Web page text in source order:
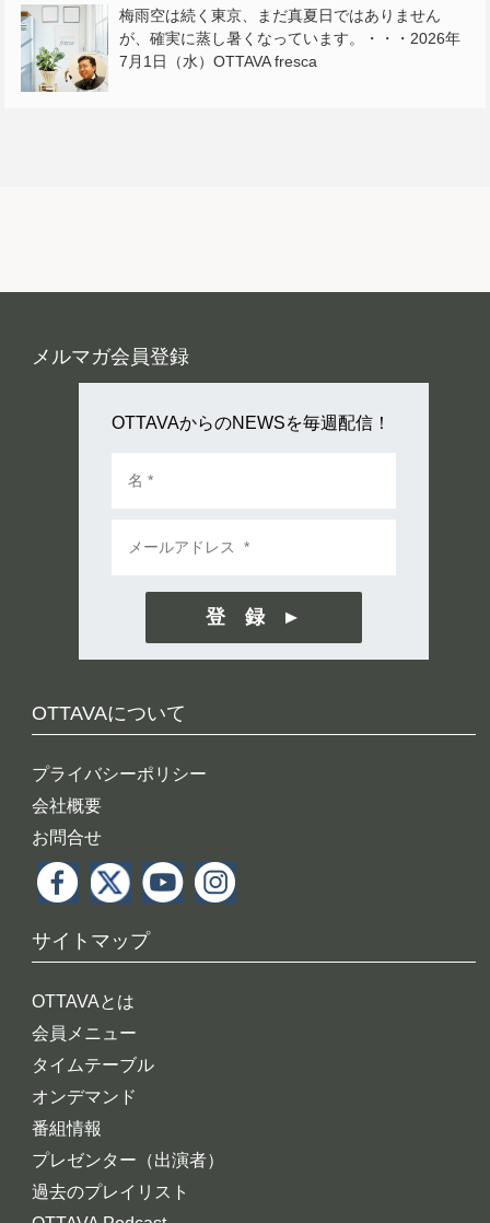
梅雨空は続く東京、まだ真夏日ではありません
が、確実に蒸し暑くなっています。・・・2026年
7月1日（水）OTTAVA fresca
OTTAVAについて
プライバシーポリシー
会社概要
お問合せ
サイトマップ
OTTAVAとは
会員メニュー
タイムテーブル
オンデマンド
番組情報
プレゼンター（出演者）
過去のプレイリスト
メルマガ会員登録
OTTAVAからのNEWSを毎週配信！
登 録